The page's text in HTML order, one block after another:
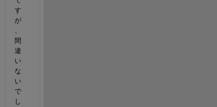
す
が
間
違
い
な
い
で
し